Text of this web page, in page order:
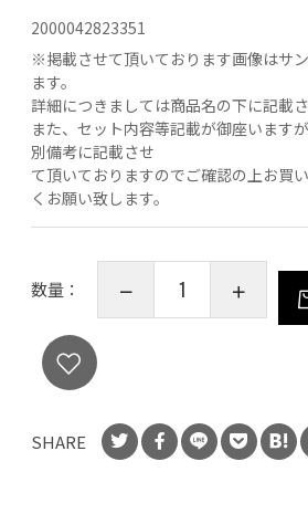
2000042823351
※掲載させて頂いております画像はサ
ます。
詳細につきましては商品名の下に記載
また、セット内容等記載が御座います
別備考に記載させ
て頂いておりますのでご確認の上お買
くお願い致します。
数量：
SHARE